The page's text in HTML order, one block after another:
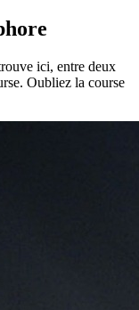
ici, entre deux
Oubliez la course